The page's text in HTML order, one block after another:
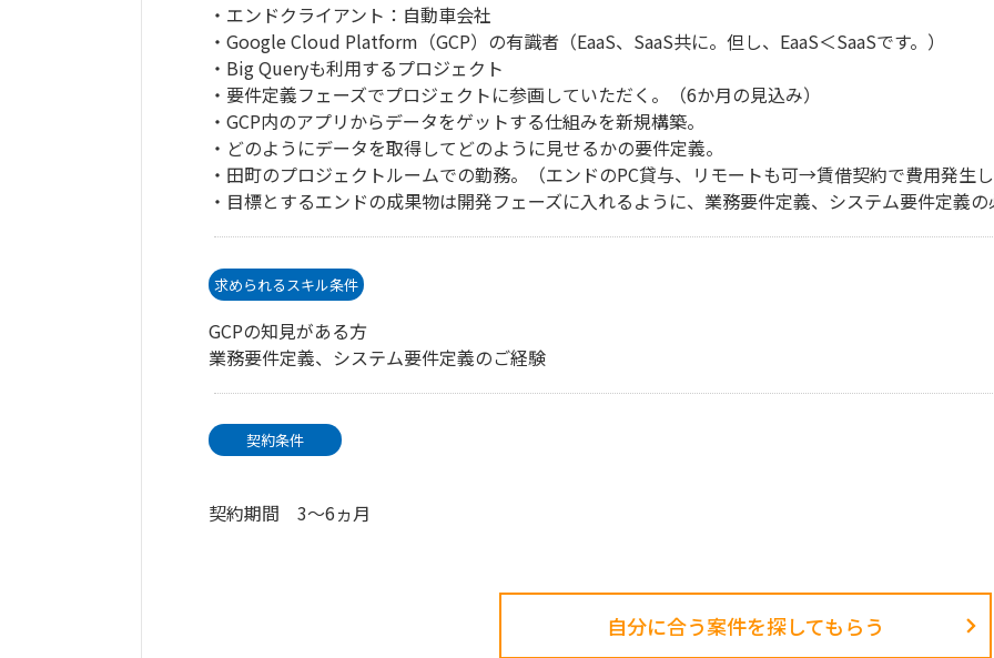
・エンドクライアント：自動車会社
・Google Cloud Platform（GCP）の有識者（EaaS、SaaS共に。但し、EaaS＜SaaSです。）
・Big Queryも利用するプロジェクト
・要件定義フェーズでプロジェクトに参画していただく。（6か月の見込み）
・GCP内のアプリからデータをゲットする仕組みを新規構築。
・どのようにデータを取得してどのように見せるかの要件定義。
・田町のプロジェクトルームでの勤務。（エンドのPC貸与、リモートも可→賃借契約で費用発生し
・目標とするエンドの成果物は開発フェーズに入れるように、業務要件定義、システム要件定義の
求められるスキル条件
GCPの知見がある方
業務要件定義、システム要件定義のご経験
契約条件
契約期間 3～6ヵ月
自分に合う案件を探してもらう​